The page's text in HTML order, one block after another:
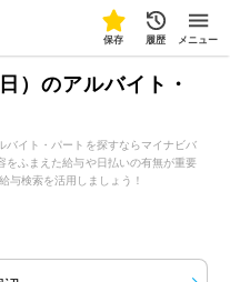
保存 履歴 メニュー
）のアルバイト・
バイト・パートを探すならマイナビバ
をふまえた給与や日払いの有無が重要
与検索を活用しましょう！